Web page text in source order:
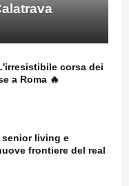
corsa dei
a Roma 🔥
senior living e
frontiere del real